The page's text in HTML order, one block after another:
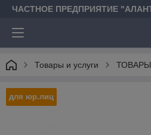
ЧАСТНОЕ ПРЕДПРИЯТИЕ
Товары и услуги ТОВАРЫ
для юр.лиц